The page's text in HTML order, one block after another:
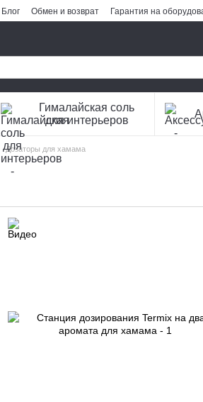
Блог Обмен и возврат Гарантия на
Гималайская соль
для интерьеров
Дозаторы для хамама